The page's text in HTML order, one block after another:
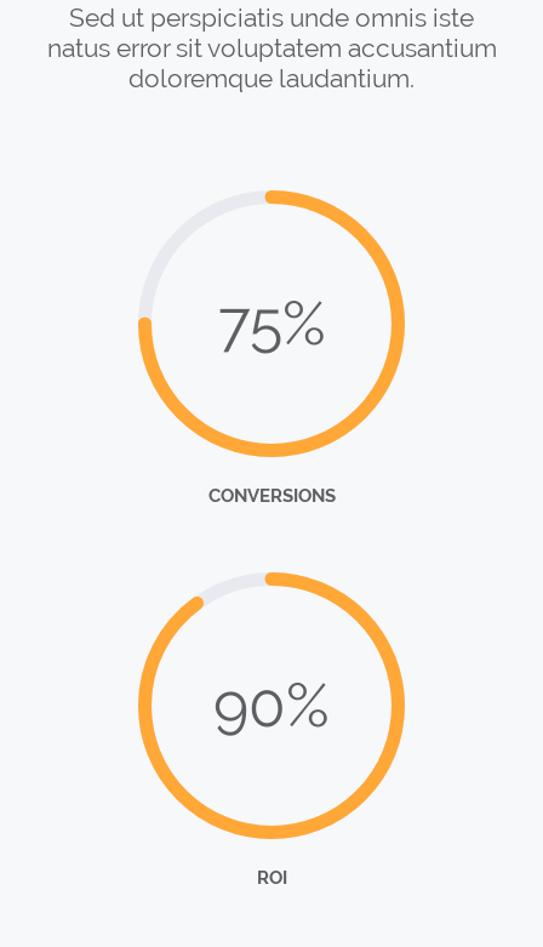
Sed ut perspiciatis unde omnis iste
natus error sit voluptatem accusantium
doloremque laudantium.
75%
CONVERSIONS
90%
ROI